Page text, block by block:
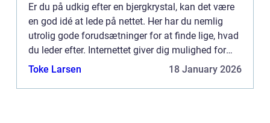
Er du på udkig efter en bjergkrystal, kan det være
en god idé at lede på nettet. Her har du nemlig
utrolig gode forudsætninger for at finde lige, hvad
du leder efter. Internettet giver dig mulighed for
lynhurtigt at blive præsenteret for alverdens mu...
Toke Larsen 18 January 2026